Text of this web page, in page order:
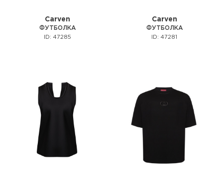
Carven
ФУТБОЛКА
ID: 47285
Carven
ФУТБОЛКА
ID: 47281